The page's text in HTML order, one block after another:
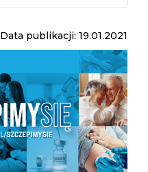
Data publikacji: 19.01.2021